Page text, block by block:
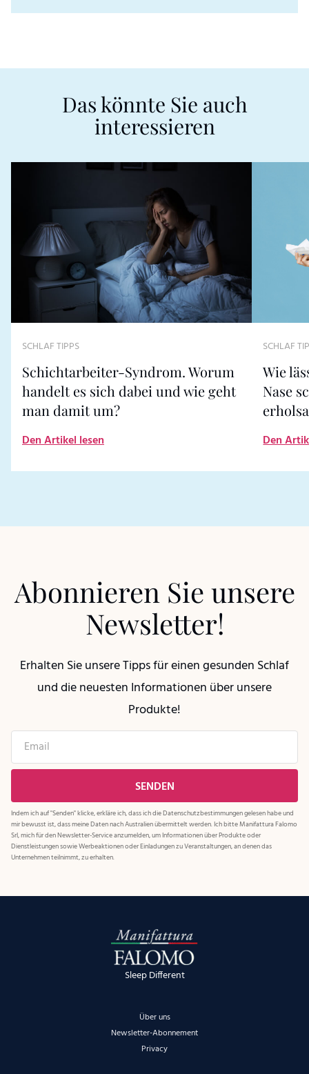
Das könnte Sie auch
interessieren
SCHLAF TIPPS
Schichtarbeiter-Syndrom. Worum
handelt es sich dabei und wie geht
man damit um?
Den Artikel lesen
SCHLAF
Wie
Nase
Den
Abonnieren Sie unsere
Newsletter!
Erhalten Sie unsere Tipps für einen gesunden Schlaf
und die neuesten Informationen über unsere
Produkte!
Indem ich auf "Senden" klicke, erkläre ich, dass ich dieDatenschutzbestimmungengelesen habe und
mir bewusst ist, dass meine Daten nach Australien übermittelt werden. Ich bitte Manifattura Falomo
Srl, mich für den Newsletter-Service anzumelden, um Informationen über Produkte oder
Dienstleistungen sowie Werbeaktionen oder Einladungen zu Veranstaltungen, an denen das
Unternehmen teilnimmt, zu erhalten.
Sleep Different
Über uns
Newsletter-Abonnement
Privacy